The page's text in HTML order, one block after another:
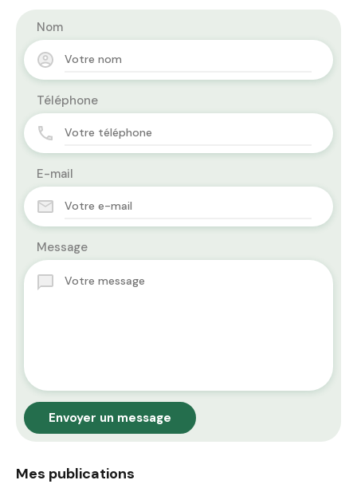
Nom
Téléphone
E-mail
Message
Envoyer un message
Mes publications